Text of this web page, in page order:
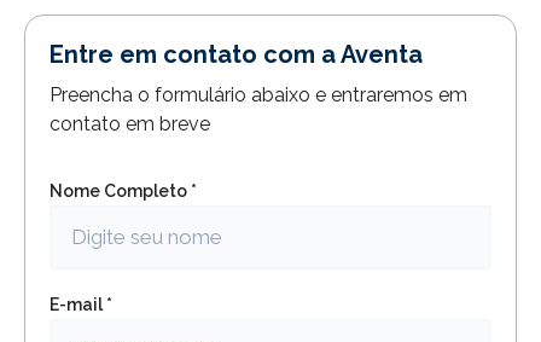
Entre em contato com a Aventa
Preencha o formulário abaixo e entraremos em
contato em breve
Nome Completo *
E-mail *